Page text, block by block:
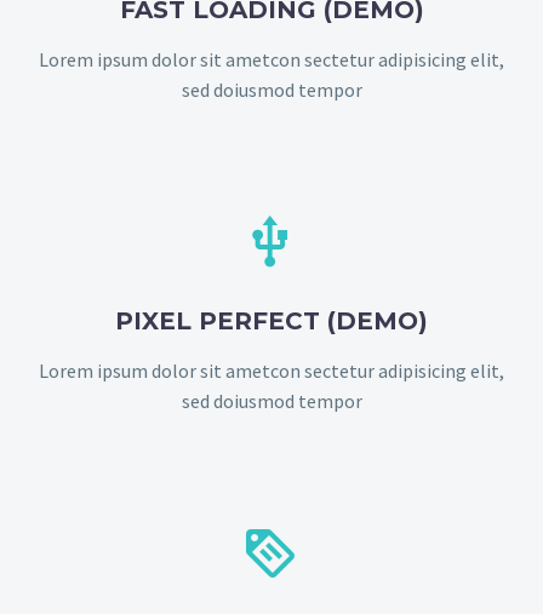
FAST LOADING (DEMO)
Lorem ipsum dolor sit ametcon sectetur adipisicing elit,
sed doiusmod tempor


PIXEL PERFECT (DEMO)
Lorem ipsum dolor sit ametcon sectetur adipisicing elit,
sed doiusmod tempor

